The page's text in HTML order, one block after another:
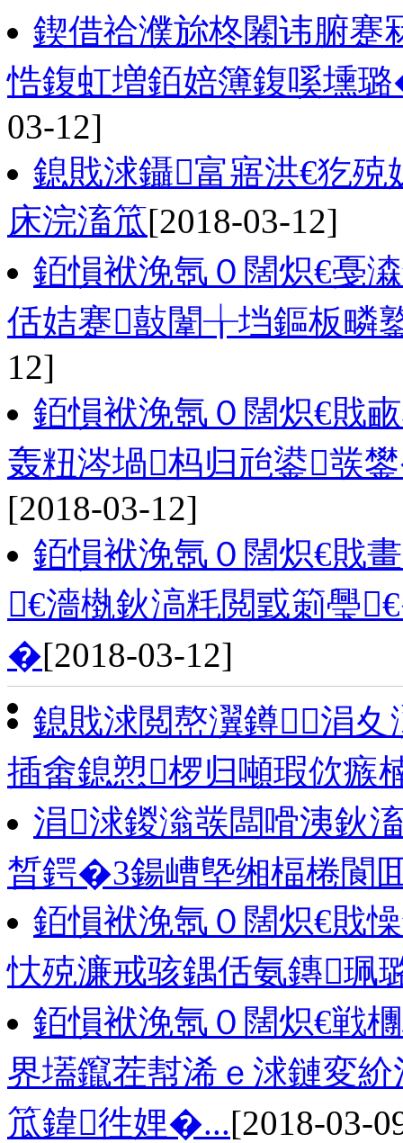
鍥借祫濮旀柊闂讳腑蹇
悎鍑虹増銆婄簿鍑嗘壎
03-12]
鎴戝浗鑷富寤洪€犵
床浣滀笟[2018-03-12]
銆愪袱浼氬０闊炽€戞
佸姞蹇敼闈╁垱鏂板疄
12]
銆愪袱浼氬０闊炽€戝
轰粈涔堝杩归兘鍙彂
[2018-03-12]
銆愪袱浼氬０闊炽€戝
€濇槸鈥滈粍閲戜箣璺
�[2018-03-12]
鎴戝浗閲嶅瀷鐏涓
插畬鎴愬椤归噸瑕佽瘯
涓浗鍐滃彂闆嗗洟鈥
晳鍔�3鍚嶆墍缃楅棬閬
銆愪袱浼氬０闊炽€戝
忕殑濂戒骇鍝佸氨鏄珮
銆愪袱浼氬０闊炽€戦
界壒鑹茬幇浠ｅ浗鏈変
笟鍏徃娌�...[2018-03-